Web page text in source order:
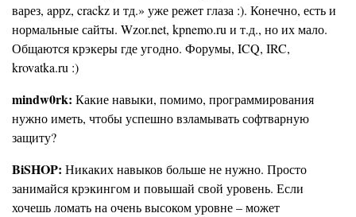
варез, appz, crackz и тд.» уже режет глаза :). Конечно, есть и
нормальные сайты. Wzor.net, kpnemo.ru и т.д., но их мало.
Общаются крэкеры где угодно. Форумы, ICQ, IRC,
krovatka.ru :)
mindw0rk: Какие навыки, помимо, программирования
нужно иметь, чтобы успешно взламывать софтварную
защиту?
BiSHOP: Никаких навыков больше не нужно. Просто
занимайся крэкингом и повышай свой уровень. Если
хочешь ломать на очень высоком уровне – может